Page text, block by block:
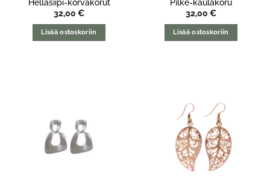
Helläsiipi-korvakorut
32,00 €
Lisää ostoskoriin
Pilke-kaulakoru
32,00 €
Lisää ostoskoriin